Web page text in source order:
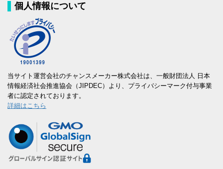
個人情報について
当サイト運営会社のチャンスメーカー株式会社は、一般財団法人 日本
情報経済社会推進協会（JIPDEC）より、プライバシーマーク付与事業
者に認定されております。
詳細はこちら